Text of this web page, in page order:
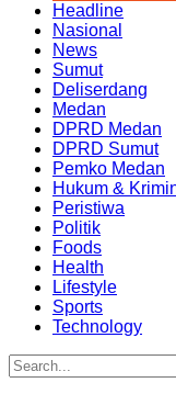
Headline
Nasional
News
Sumut
Deliserdang
Medan
DPRD Medan
DPRD Sumut
Pemko Medan
Hukum &
Peristiwa
Politik
Foods
Health
Lifestyle
Sports
Technology